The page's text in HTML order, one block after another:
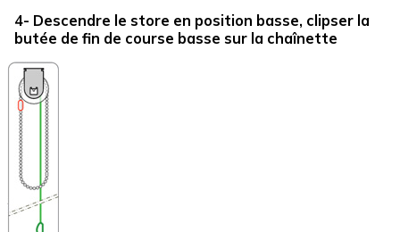
4- Descendre le store en position basse, clipser la
butée de fin de course basse sur la chaînette